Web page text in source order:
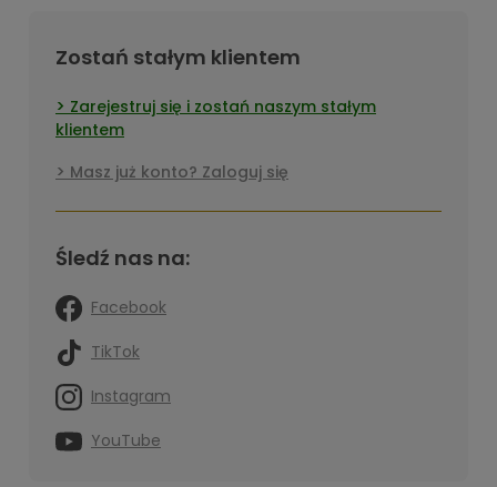
Zostań stałym klientem
Zarejestruj się i zostań naszym stałym
klientem
Masz już konto? Zaloguj się
Śledź nas na:
Facebook
TikTok
Instagram
YouTube